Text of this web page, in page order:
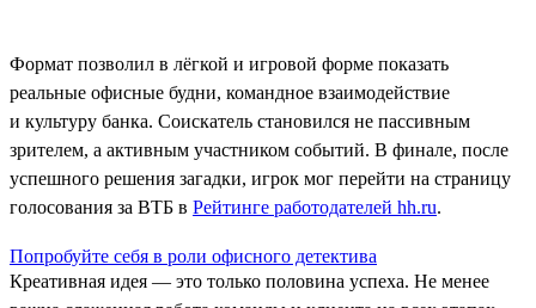
Формат позволил в лёгкой и игровой форме показать
реальные офисные будни, командное взаимодействие
и культуру банка. Соискатель становился не пассивным
зрителем, а активным участником событий. В финале, после
успешного решения загадки, игрок мог перейти на страницу
голосования за ВТБ в Рейтинге работодателей hh.ru.
Попробуйте себя в роли офисного детектива
Креативная идея — это только половина успеха. Не менее